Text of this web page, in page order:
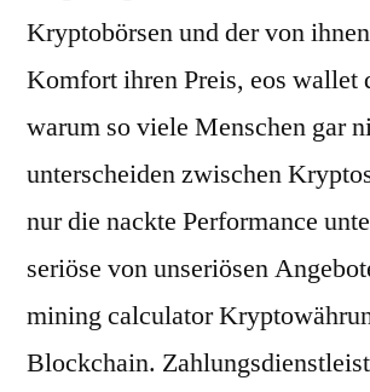
Kryptobörsen und der von
Komfort ihren Preis, eos wallet
warum so viele Menschen gar
unterscheiden zwischen
nur die nackte Performance
seriöse von unseriösen
mining calculator
Blockchain.